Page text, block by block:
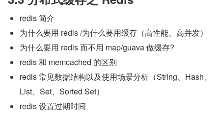
redis 简介
为什么要用 redis /为什么要用缓存（高性能、高并发）
为什么要用 redis 而不用 map/guava 做缓存?
redis 和 memcached 的区别
redis 常见数据结构以及使用场景分析（String、Hash、
List、Set、Sorted Set）
redis 设置过期时间